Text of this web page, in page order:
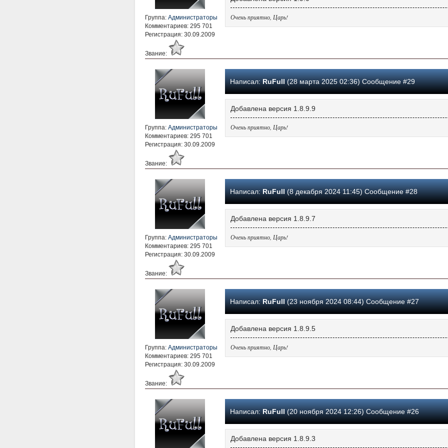
Группа: Администраторы
Комментариев: 295 701
Регистрация: 30.09.2009
Звание:
Очень приятно, Царь!
Группа: Администраторы
Комментариев: 295 701
Регистрация: 30.09.2009
Звание:
Написал: RuFull(28 марта 2025 02:36) Сообщение #29
Добавлена версия 1.8.9.9
Очень приятно, Царь!
Группа: Администраторы
Комментариев: 295 701
Регистрация: 30.09.2009
Звание:
Написал: RuFull(8 декабря 2024 11:45) Сообщение #28
Добавлена версия 1.8.9.7
Очень приятно, Царь!
Группа: Администраторы
Комментариев: 295 701
Регистрация: 30.09.2009
Звание:
Написал: RuFull(23 ноября 2024 08:44) Сообщение #27
Добавлена версия 1.8.9.5
Очень приятно, Царь!
Написал: RuFull(20 ноября 2024 12:26) Сообщение #26
Добавлена версия 1.8.9.3